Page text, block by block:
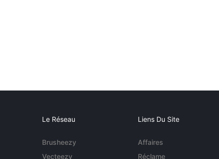
Le Réseau
Brusheezy
Vecteezy
Liens Du Site
Affaires
Réclame